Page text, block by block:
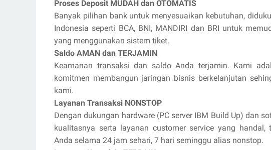
Proses Deposit MUDAH dan OTOMATIS
Banyak pilihan bank untuk menyesuaikan kebutuhan,
Indonesia seperti BCA, BNI, MANDIRI dan BRI untuk
yang menggunakan sistem tiket.
Saldo AMAN dan TERJAMIN
Keamanan transaksi dan saldo Anda terjamin. Kami
komitmen membangun jaringan bisnis berkelanjutan
kami.
Layanan Transaksi NONSTOP
Dengan dukungan hardware (PC server IBM Build Up) dan
kualitasnya serta layanan customer service yang
Anda selama 24 jam sehari, 7 hari seminggu alias nonstop.